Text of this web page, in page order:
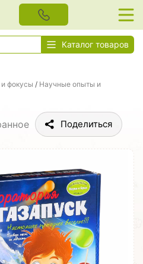
Каталог товаров
фокусы / Научные опыты и
Поделиться